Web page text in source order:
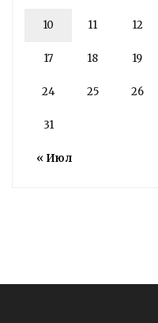
« Июл
10 11 12
17 18 19
24 25 26
31